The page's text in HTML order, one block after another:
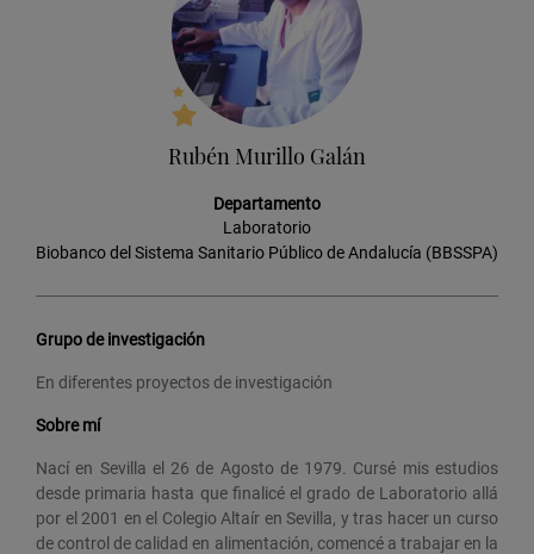
Rubén Murillo Galán
Departamento
Laboratorio
Biobanco del Sistema Sanitario Público de Andalucía (BBSSPA)
Grupo de investigación
En diferentes proyectos de investigación
Sobre mí
Nací en Sevilla el 26 de Agosto de 1979. Cursé mis estudios
desde primaria hasta que finalicé el grado de Laboratorio allá
por el 2001 en el Colegio Altaír en Sevilla, y tras hacer un curso
de control de calidad en alimentación, comencé a trabajar en la